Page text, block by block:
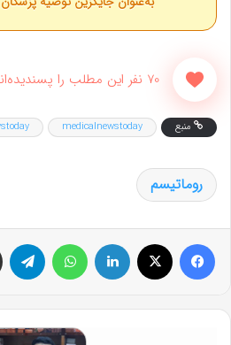
70 نفر این مطلب را پسندیده‌اند
منبع medicalnewstoday
روماتیسم